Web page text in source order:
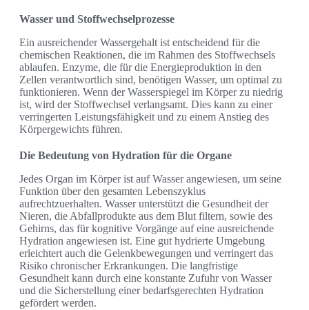
Wasser und Stoffwechselprozesse
Ein ausreichender Wassergehalt ist entscheidend für die
chemischen Reaktionen, die im Rahmen des Stoffwechsels
ablaufen. Enzyme, die für die Energieproduktion in den
Zellen verantwortlich sind, benötigen Wasser, um optimal zu
funktionieren. Wenn der Wasserspiegel im Körper zu niedrig
ist, wird der Stoffwechsel verlangsamt. Dies kann zu einer
verringerten Leistungsfähigkeit und zu einem Anstieg des
Körpergewichts führen.
Die Bedeutung von Hydration für die Organe
Jedes Organ im Körper ist auf Wasser angewiesen, um seine
Funktion über den gesamten Lebenszyklus
aufrechtzuerhalten. Wasser unterstützt die Gesundheit der
Nieren, die Abfallprodukte aus dem Blut filtern, sowie des
Gehirns, das für kognitive Vorgänge auf eine ausreichende
Hydration angewiesen ist. Eine gut hydrierte Umgebung
erleichtert auch die Gelenkbewegungen und verringert das
Risiko chronischer Erkrankungen. Die langfristige
Gesundheit kann durch eine konstante Zufuhr von Wasser
und die Sicherstellung einer bedarfsgerechten Hydration
gefördert werden.